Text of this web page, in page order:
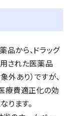
から、ドラッグ
された医薬品
外あり）ですが、
療費適正化の効
ります。